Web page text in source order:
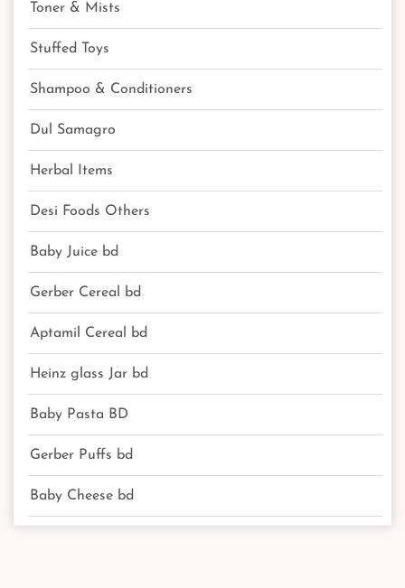
Toner & Mists
Stuffed Toys
Shampoo & Conditioners
Dul Samagro
Herbal Items
Desi Foods Others
Baby Juice bd
Gerber Cereal bd
Aptamil Cereal bd
Heinz glass Jar bd
Baby Pasta BD
Gerber Puffs bd
Baby Cheese bd